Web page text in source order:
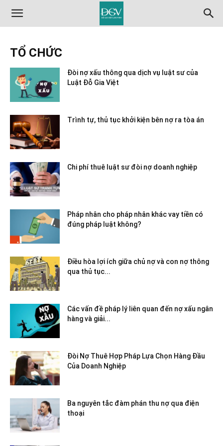
TỔ CHỨC
Đòi nợ xấu thông qua dịch vụ luật sư của
Luật Đỗ Gia Việt
Trình tự, thủ tục khởi kiện bên nợ ra tòa án
Chi phí thuê luật sư đòi nợ doanh nghiệp
Pháp nhân cho pháp nhân khác vay tiền có
đúng pháp luật không?
Điều hòa lợi ích giữa chủ nợ và con nợ thông
qua thủ tục...
Các vấn đề pháp lý liên quan đến nợ xấu ngân
hàng và giải...
Đòi Nợ Thuê Hợp Pháp Lựa Chọn Hàng Đầu
Của Doanh Nghiệp
Ba nguyên tắc đàm phán thu nợ qua điện
thoại